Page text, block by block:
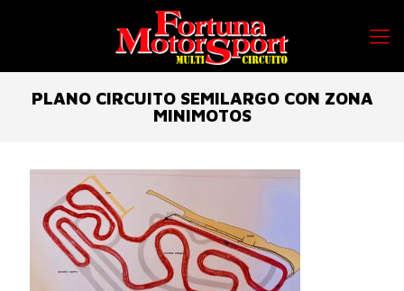
PLANO CIRCUITO SEMILARGO CON ZONA
MINIMOTOS